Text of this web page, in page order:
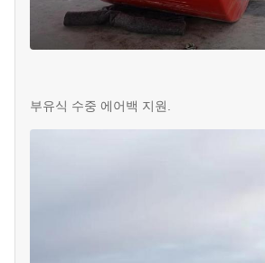
부유식 수중 에어백 지원.